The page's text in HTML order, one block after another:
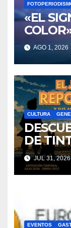
«EL
AGO 1, 2026
CULTURA
DE
DEJUL 31,
EVENTOS